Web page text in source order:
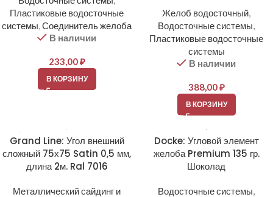
Пластиковые водосточные
системы,Соединитель желоба
В наличии
233,00₽
В КОРЗИНУ
Желоб водосточный,
Водосточные системы,
Пластиковые водосточные
системы
В наличии
388,00₽
В КОРЗИНУ
Grand Line: Угол внешний
сложный 75х75 Satin 0,5 мм,
длина 2м. Ral 7016
Металлический сайдинг и
Docke: Угловой элемент
желоба Premium 135 гр.
Шоколад
Водосточные системы,